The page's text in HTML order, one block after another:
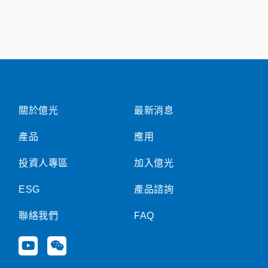
關於億光
產品
投資人專區
ESG
聯絡我們
Y
o
W
e
最新消息
應用
加入億光
產品諮詢
FAQ